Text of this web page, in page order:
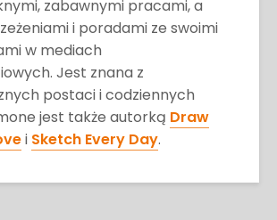
zabawnymi pracami, a
i poradami ze swoimi
w mediach
Jest znana z
postaci i codziennych
jest także autorką Draw
i Sketch Every Day.